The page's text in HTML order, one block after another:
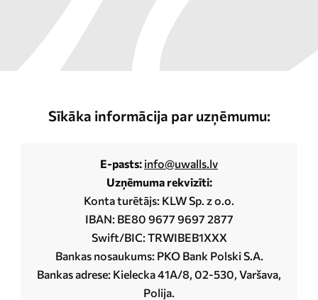
Sīkāka informācija par uzņēmumu:
E-pasts: info@uwalls.lv
Uzņēmuma rekvizīti:
Konta turētājs: KLW Sp. z o.o.
IBAN: BE80 9677 9697 2877
Swift/BIC: TRWIBEB1XXX
Bankas nosaukums: PKO Bank Polski S.A.
Bankas adrese: Kielecka 41A/8, 02-530, Varšava,
Polija.